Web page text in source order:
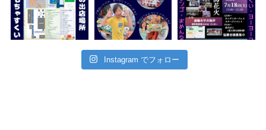
Instagram でフォロー